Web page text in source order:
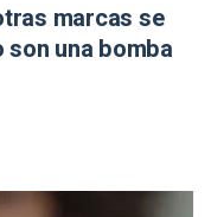
marcas se
una bomba